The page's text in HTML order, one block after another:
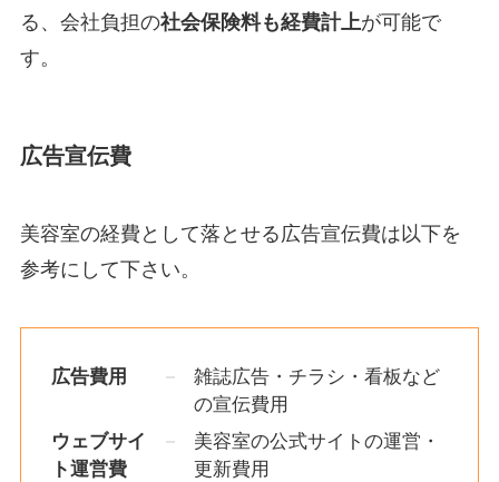
る、会社負担の社会保険料も経費計上が可能で
す。
広告宣伝費
美容室の経費として落とせる広告宣伝費は以下を
参考にして下さい。
広告費用
雑誌広告・チラシ・看板など
の宣伝費用
ウェブサイ
ト運営費
美容室の公式サイトの運営・
更新費用